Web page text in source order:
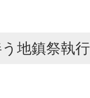
地鎮祭執行